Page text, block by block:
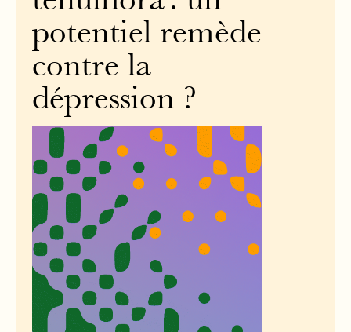
potentiel remède
contre la
dépression ?